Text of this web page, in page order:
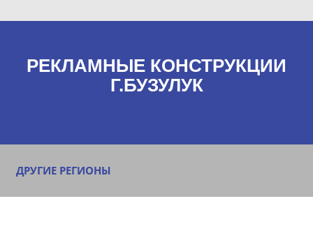
РЕКЛАМНЫЕ КОНСТРУКЦИИ
Г.БУЗУЛУК
ДРУГИЕ РЕГИОНЫ